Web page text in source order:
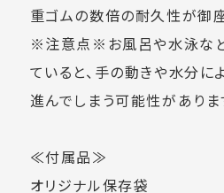
重ゴムの数倍の耐久性が御座
※注意点※お風呂や水泳な
ていると、手の動きや水分に
進んでしまう可能性がありま
≪付属品≫
オリジナル保存袋